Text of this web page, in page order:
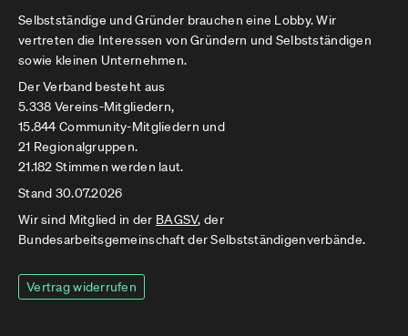
Selbstständige und Gründer brauchen eine Lobby. Wir
vertreten die Interessen von Gründern und Selbstständigen
sowie kleinen Unternehmen.
Der Verband besteht aus
5.338 Vereins-Mitgliedern,
15.844 Community-Mitgliedern und
21 Regionalgruppen.
21.182 Stimmen werden laut.
Stand 30.07.2026
Wir sind Mitglied in der BAGSV, der
Bundesarbeitsgemeinschaft der Selbstständigenverbände.
Vertrag widerrufen